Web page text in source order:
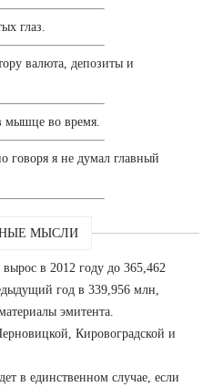
глаз.
валюта, депозиты и
мышце во время.
говоря я не думал главный
МЫСЛИ
в 2012 году до 365,462
год в 339,956 млн,
эмитента.
Кировоградской и
в единственном случае, если